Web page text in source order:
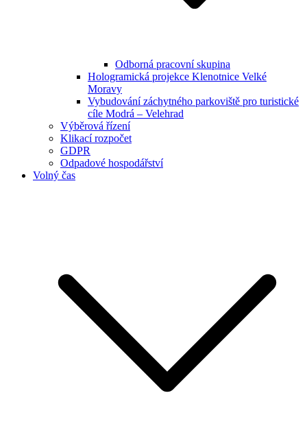
Odborná pracovní skupina
Hologramická projekce Klenotnice Velké
Moravy
Vybudování záchytného parkoviště pro turistické
cíle Modrá – Velehrad
Výběrová řízení
Klikací rozpočet
GDPR
Odpadové hospodářství
Volný čas